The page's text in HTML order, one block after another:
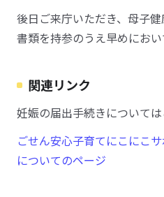
後日ご来庁いただき、母子
書類を持参のうえ早めにおい
関連リンク
妊娠の届出手続きについて
ごせん安心子育てにこにこ
についてのページ